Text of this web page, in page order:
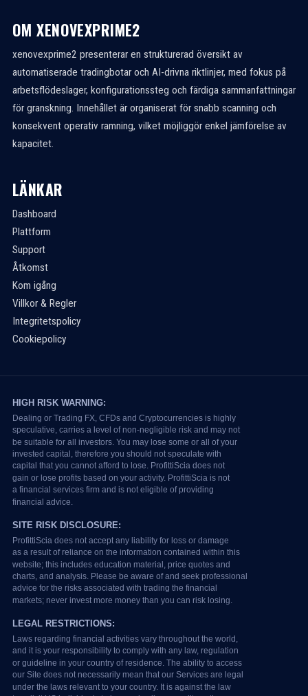
OM XENOVEXPRIME2
xenovexprime2 presenterar en strukturerad översikt av
automatiserade tradingbotar och AI-drivna riktlinjer, med fokus på
arbetsflödeslager, konfigurationssteg och färdiga sammanfattningar
för granskning. Innehållet är organiserat för snabb scanning och
konsekvent operativ ramning, vilket möjliggör enkel jämförelse av
kapacitet.
LÄNKAR
Dashboard
Plattform
Support
Åtkomst
Kom igång
Villkor & Regler
Integritetspolicy
Cookiepolicy